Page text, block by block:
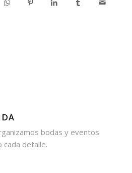
bodas y eventos
cada detalle.